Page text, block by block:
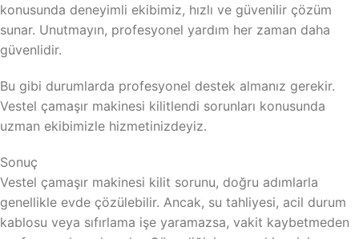
konusunda deneyimli ekibimiz, hızlı ve güvenilir çözüm
sunar. Unutmayın, profesyonel yardım her zaman daha
güvenlidir.
Bu gibi durumlarda profesyonel destek almanız gerekir.
Vestel çamaşır makinesi kilitlendi sorunları konusunda
uzman ekibimizle hizmetinizdeyiz.
Sonuç
Vestel çamaşır makinesi kilit sorunu, doğru adımlarla
genellikle evde çözülebilir. Ancak, su tahliyesi, acil durum
kablosu veya sıfırlama işe yaramazsa, vakit kaybetmeden